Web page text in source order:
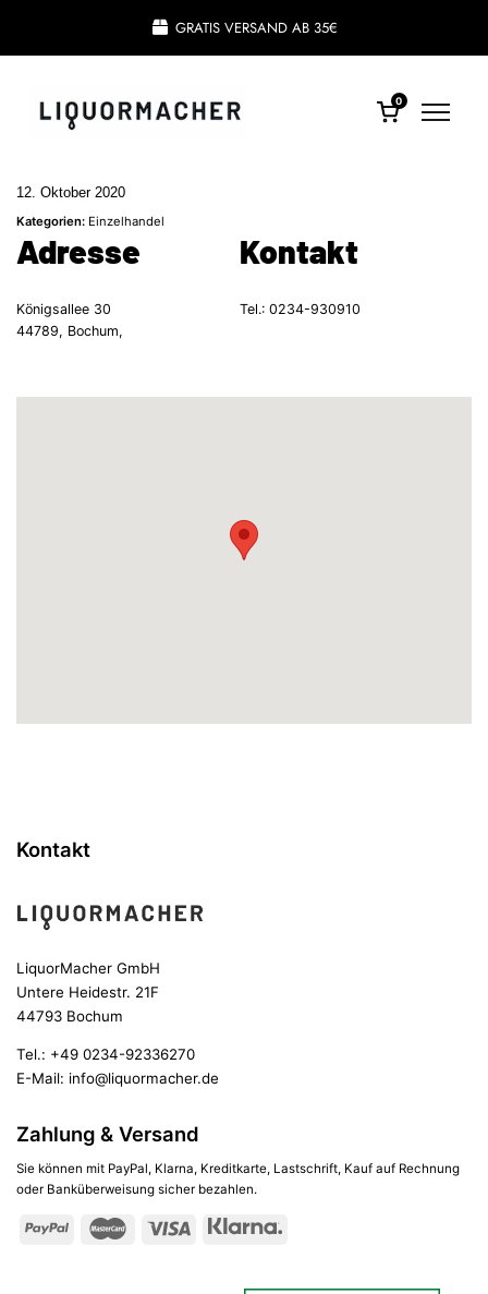
GRATIS VERSAND AB 35€
0
12. Oktober 2020
Kategorien: Einzelhandel
Adresse
Königsallee 30
44789, Bochum,
Kontakt
Tel.: 0234-930910
Kontakt
LiquorMacher GmbH
Untere Heidestr. 21F
44793 Bochum
Tel.: +49 0234-92336270
E-Mail: info@liquormacher.de
Zahlung & Versand
Sie können mit PayPal, Klarna, Kreditkarte, Lastschrift, Kauf auf Rechnung
oder Banküberweisung sicher bezahlen.